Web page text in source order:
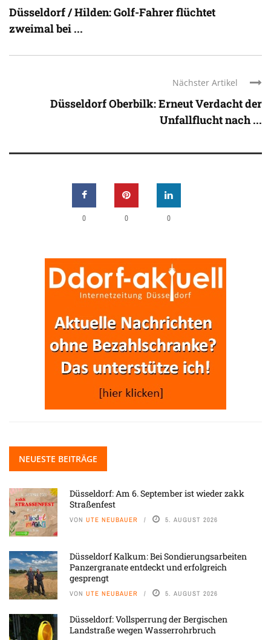
Düsseldorf / Hilden: Golf-Fahrer flüchtet
zweimal bei ...
Nächster Artikel
Düsseldorf Oberbilk: Erneut Verdacht der
Unfallflucht nach ...
0 0 0
NEUESTE BEITRÄGE
Düsseldorf: Am 6. September ist wieder zakk
Straßenfest
VON UTE NEUBAUER 5. AUGUST 2026
Düsseldorf Kalkum: Bei Sondierungsarbeiten
Panzergranate entdeckt und erfolgreich
gesprengt
VON UTE NEUBAUER 5. AUGUST 2026
Düsseldorf: Vollsperrung der Bergischen
Landstraße wegen Wasserrohrbruch